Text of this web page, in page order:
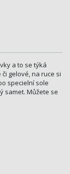
a to se týká
gelové, na ruce si
specielní sole
samet. Můžete se